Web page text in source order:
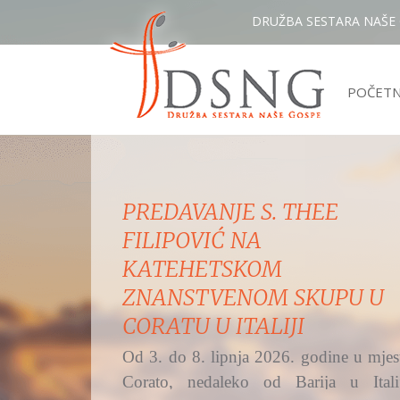
DRUŽBA SESTARA NAŠE
MISNO SLAVLJE IZ ŽUPE
UZVIŠENJA SV. KRIŽA,
OSIJEK - RETFALA I
PREDSTAVLJANJE DSNG
Hrvatski katolički radio na Bijelu
i svetkovinu Božjega milosrđa
svetu misu...